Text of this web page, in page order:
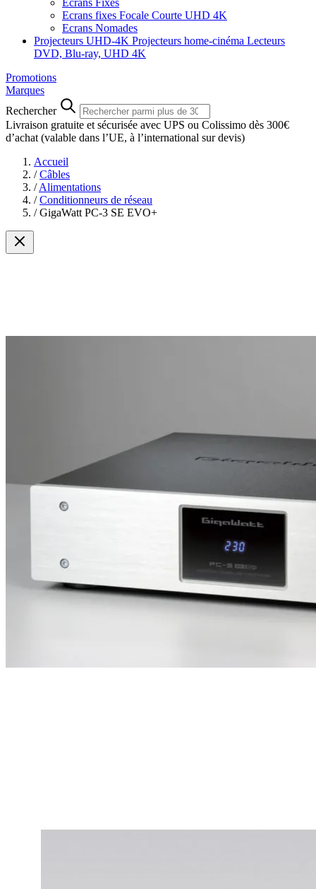
Ecrans Fixes
Ecrans fixes Focale Courte UHD 4K
Ecrans Nomades
Projecteurs UHD-4K Projecteurs home-cinéma Lecteurs
DVD, Blu-ray, UHD 4K
Promotions
Marques
Rechercher
Livraison gratuite et sécurisée avec UPS ou Colissimo dès 300€
d’achat (valable dans l’UE, à l’international sur devis)
Accueil
/ Câbles
/ Alimentations
/ Conditionneurs de réseau
/ GigaWatt PC-3 SE EVO+